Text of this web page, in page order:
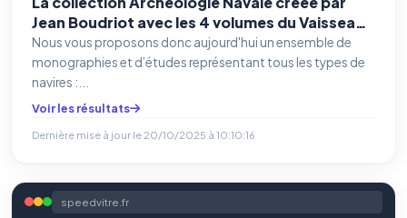
Jean Boudriot avec les 4 volumes du Vaisseau
de 74 canons. 120 titres consacrés à la marine
à voile de la période classique (1650-1900).
Nous vous proposons donc aujourd'hui un ensemble de
monographies et d’études représentant tous les types de
navires :...
Voir les résultats
Dernière mise à jour le 20/10/2025 à 10:10:16
speedvitre.fr